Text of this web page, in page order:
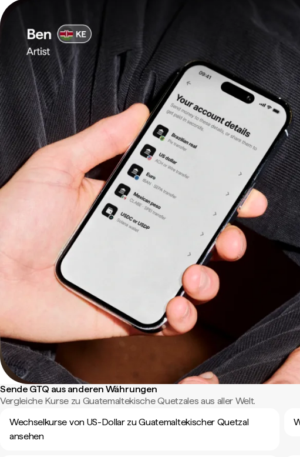
Sende GTQ aus anderen Währungen
Vergleiche Kurse zu Guatemaltekische Quetzales aus aller Welt.
Wechselkurse von US-Dollar zu Guatemaltekischer Quetzal
ansehen